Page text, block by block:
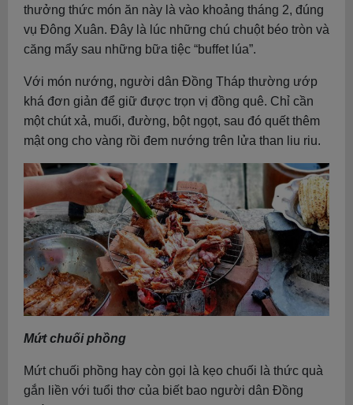
thưởng thức món ăn này là vào khoảng tháng 2, đúng
vụ Đông Xuân. Đây là lúc những chú chuột béo tròn và
căng mẩy sau những bữa tiệc “buffet lúa”.
Với món nướng, người dân Đồng Tháp thường ướp
khá đơn giản để giữ được trọn vị đồng quê. Chỉ cần
một chút xả, muối, đường, bột ngọt, sau đó quết thêm
mật ong cho vàng rồi đem nướng trên lửa than liu riu.
Mứt chuối phồng
Mứt chuối phồng hay còn gọi là kẹo chuối là thức quà
gắn liền với tuổi thơ của biết bao người dân Đồng